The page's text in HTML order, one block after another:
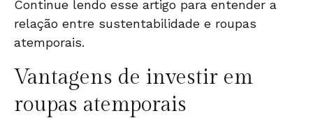
Continue lendo esse artigo para entender a
relação entre sustentabilidade e roupas
atemporais.
Vantagens de investir em
roupas atemporais